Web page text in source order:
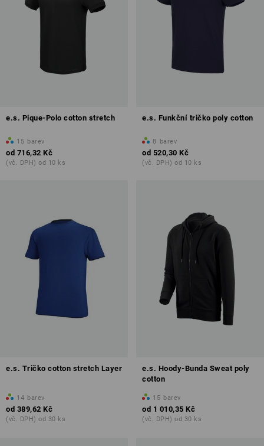
e.s. Pique-Polo cotton stretch
15 barev
od 716,32 Kč
(vč. DPH) od 10 ks
e.s. Funkční tričko poly cotton
8 barev
od 520,30 Kč
(vč. DPH) od 10 ks
e.s. Tričko cotton stretch Layer
14 barev
od 389,62 Kč
(vč. DPH) od 30 ks
e.s. Hoody-Bunda Sweat poly
cotton
15 barev
od 1 010,35 Kč
(vč. DPH) od 30 ks